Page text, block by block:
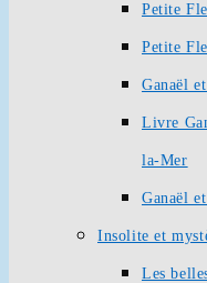
Petite
Petite
Ganaël
Livre
la-Mer
Ganaël
Insolite et
Les